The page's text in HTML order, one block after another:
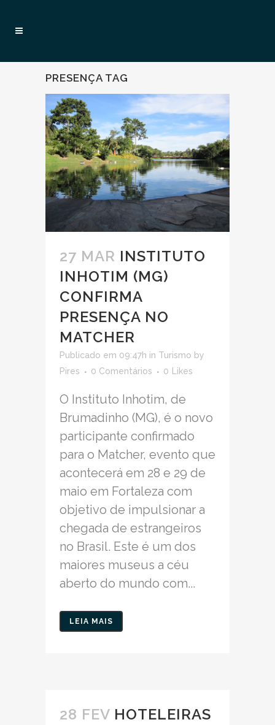
PRESENÇA TAG
27 MAR INSTITUTO
INHOTIM (MG)
CONFIRMA
PRESENÇA NO
MATCHER
Publicado em 09:47h in Turismo by
Pires
0 Comentários 0 Likes
O Instituto Inhotim, de
Brumadinho (MG), é o novo
participante confirmado
para o Matcher, evento que
acontecerá em 28 e 29 de
maio em Fortaleza com
objetivo de impulsionar a
chegada de estrangeiros
no Brasil. Este é um dos
maiores museus a céu
aberto do mundo com...
LEIA MAIS
28 FEV HOTELEIRAS